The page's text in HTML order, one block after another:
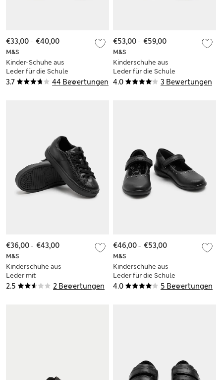
3.7 44 Bewertungen
M&S
Kinder-Schuhe aus
Leder für die Schule
(25,5–34,5)
€33,00- €40,00
4.0 3 Bewertungen
M&S
Kinderschuhe aus
Leder für die Schule
mit Klettverschluss
€53,00- €59,00
2.5 2 Bewertungen
M&S
Kinderschuhe aus
Leder mit
Reißverschluss
€36,00- €43,00
4.0 5 Bewertungen
M&S
Kinderschuhe aus
Leder für die Schule
mit Klettverschluss
€46,00- €53,00